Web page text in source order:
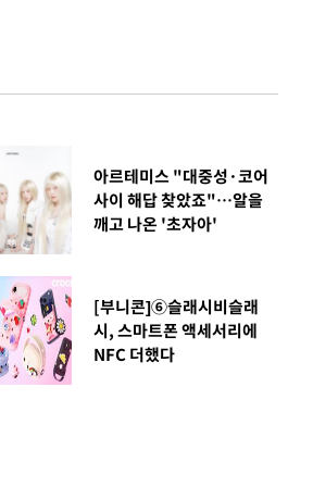
아르테미스 "대중성·코어
사이 해답 찾았죠"…알을
깨고 나온 '초자아'
[부니콘]⑥슬래시비슬래
시, 스마트폰 액세서리에
NFC 더했다